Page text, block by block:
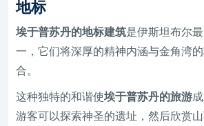
地标
埃于普苏丹的地标建筑是伊斯坦布尔
一，它们将深厚的精神内涵与金角湾
合。
这种独特的和谐使埃于普苏丹的旅游
游客可以探索神圣的遗址，然后欣赏